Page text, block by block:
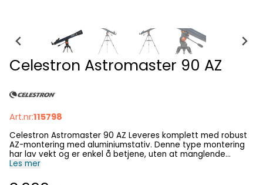
Celestron Astromaster 90 AZ
Art.nr:115798
Celestron Astromaster 90 AZ Leveres komplett med robust
AZ-montering med aluminiumstativ. Denne type montering
har lav vekt og er enkel å betjene, uten at manglende
stødighet og presisjon preger instrumentet slik det gjør på
monteringen har en styrespak som benyttes til å stille inn
Les mer